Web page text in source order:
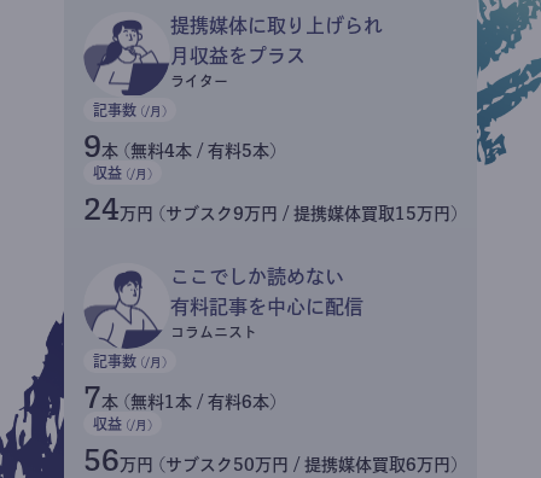
提携媒体に取り上げられ
月収益をプラス
ライター
記事数 (/月)
9本 (無料4本 / 有料5本)
収益 (/月)
24万円 (サブスク9万円 / 提携媒体買取15万円)
ここでしか読めない
有料記事を中心に配信
コラムニスト
記事数 (/月)
7本 (無料1本 / 有料6本)
収益 (/月)
56万円 (サブスク50万円 / 提携媒体買取6万円)